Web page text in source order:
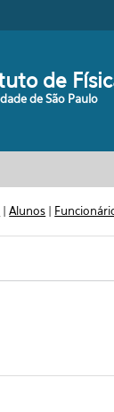
de
de São Paulo
|Alunos |